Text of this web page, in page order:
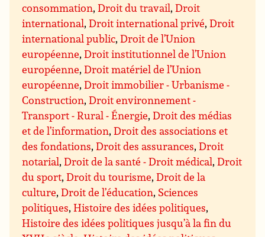
consommation,Droit du travail,Droit
international,Droit international privé,Droit
international public,Droit de l’Union
européenne,Droit institutionnel de l’Union
européenne,Droit matériel de l’Union
européenne,Droit immobilier - Urbanisme -
Construction,Droit environnement -
Transport - Rural - Énergie,Droit des médias
et de l’information,Droit des associations et
des fondations,Droit des assurances,Droit
notarial,Droit de la santé - Droit médical,Droit
du sport,Droit du tourisme,Droit de la
culture,Droit de l’éducation, Sciences
politiques,Histoire des idées politiques,
Histoire des idées politiques jusqu’à la fin du